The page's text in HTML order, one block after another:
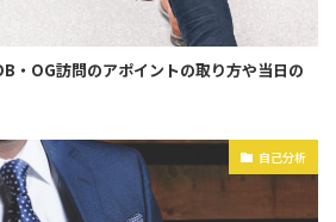
・OG訪問のアポイントの取り方や当日の
自己分析